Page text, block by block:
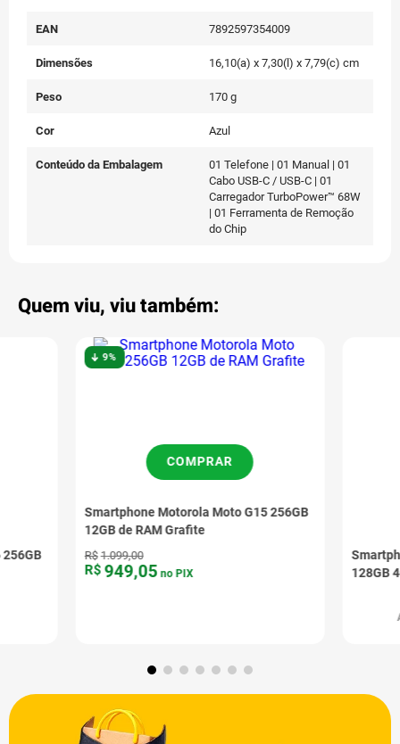
EAN 7892597354009
Dimensões 16,10(a) x 7,30(l) x 7,79(c) cm
Peso 170 g
Cor Azul
Conteúdo da Embalagem
01 Telefone | 01 Manual | 01
Cabo USB-C / USB-C | 01
Carregador TurboPower™ 68W
| 01 Ferramenta de Remoção
do Chip
Quem viu, viu também:
9%
Smartphone Motorola Moto G15 256GB
12GB de RAM Grafite
R$ 1.099,00
R$ 949,05 no PIX
COMPRAR
128GB